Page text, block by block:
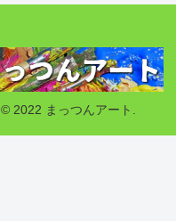
© 2022 まっつんアート.